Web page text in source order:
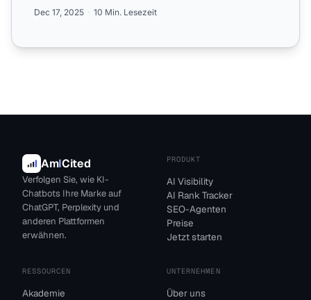
Dec 17, 2025 10 Min. Lesezeit
AmICited
Verfolgen Sie, wie KI-
Chatbots Ihre Marke auf
ChatGPT, Perplexity und
anderen Plattformen
erwähnen.
PRODUKT
AI Visibility
AI Rank Tracker
SEO-Agenten
Preise
Jetzt starten
RESSOURCEN
Akademie
UNTERNEHMEN
Über uns